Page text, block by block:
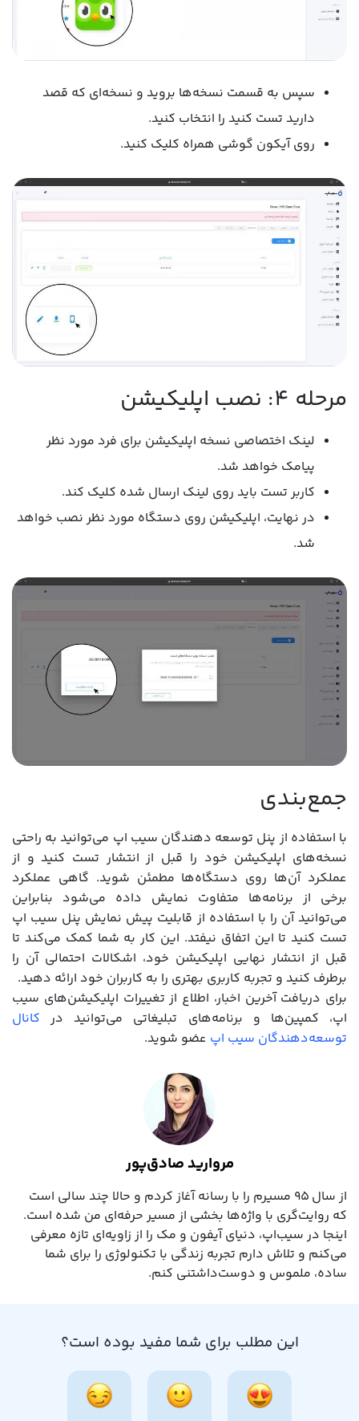
سپس به قسمت نسخه‌ها بروید و نسخه‌ای که قصد
دارید تست کنید را انتخاب کنید.
روی آیکون گوشی همراه کلیک کنید.
مرحله 4: نصب اپلیکیشن
لینک اختصاصی نسخه اپلیکیشن برای فرد مورد نظر
پیامک خواهد شد.
کاربر تست باید روی لینک ارسال شده کلیک کند.
در نهایت، اپلیکیشن روی دستگاه مورد نظر نصب خواهد
شد.
جمع‌بندی
با استفاده از پنل توسعه دهندگان سیب اپ می‌توانید به راحتی
نسخه‌های اپلیکیشن خود را قبل از انتشار تست کنید و از
عملکرد آن‌ها روی دستگاه‌ها مطمئن شوید. گاهی عملکرد
برخی از برنامه‌ها متفاوت نمایش داده می‌شود بنابراین
می‌توانید آن را با استفاده از قابلیت پیش نمایش پنل سیب اپ
تست کنید تا این اتفاق نیفتد. این کار به شما کمک می‌کند تا
قبل از انتشار نهایی اپلیکیشن خود، اشکالات احتمالی آن را
برطرف کنید و تجربه کاربری بهتری را به کاربران خود ارائه دهید.
برای دریافت آخرین اخبار، اطلاع از تغییرات اپلیکیشن‌های سیب
اپ، کمپین‌ها و برنامه‌های تبلیغاتی می‌توانید در کانال
توسعه‌دهندگان سیب اپ عضو شوید.
مروارید صادق‌پور
از سال ۹۵ مسیرم را با رسانه آغاز کردم و حالا چند سالی است
که روایت‌گری با واژه‌ها بخشی از مسیر حرفه‌ای‌ من شده است.
اینجا در سیب‌اپ، دنیای آیفون و مک را از زاویه‌ای تازه معرفی
می‌کنم و تلاش دارم تجربه زندگی با تکنولوژی را برای شما
ساده، ملموس و دوست‌داشتنی کنم.
این مطلب برای شما مفید بوده است؟